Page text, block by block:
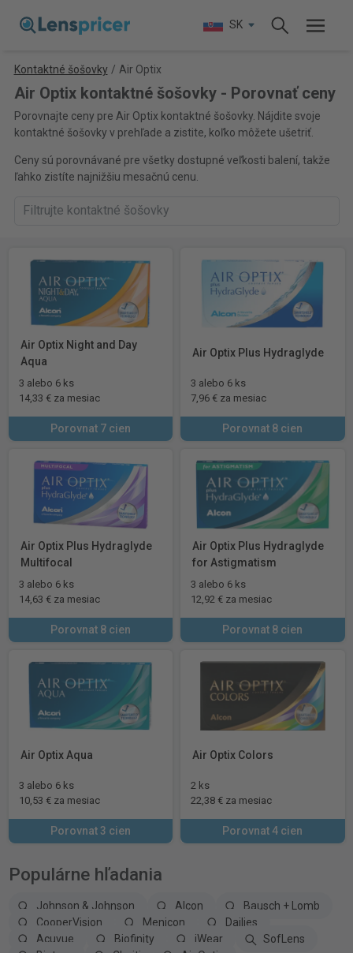
SK
Kontaktné šošovky / Air Optix
Air Optix kontaktné šošovky - Porovnať ceny
Porovnajte ceny pre Air Optix kontaktné šošovky. Nájdite svoje
kontaktné šošovky v prehľade a zistite, koľko môžete ušetriť.
Ceny sú porovnávané pre všetky dostupné veľkosti balení, takže
ľahko zistíte najnižšiu mesačnú cenu.
Air Optix Night and Day
Aqua
3 alebo 6 ks
14,33 € za mesiac
Porovnat 7 cien
Air Optix Plus Hydraglyde
3 alebo 6 ks
7,96 € za mesiac
Porovnat 8 cien
Air Optix Plus Hydraglyde
Multifocal
3 alebo 6 ks
14,63 € za mesiac
Porovnat 8 cien
Air Optix Plus Hydraglyde
for Astigmatism
3 alebo 6 ks
12,92 € za mesiac
Porovnat 8 cien
Air Optix Aqua
3 alebo 6 ks
10,53 € za mesiac
Porovnat 3 cien
Air Optix Colors
2 ks
22,38 € za mesiac
Porovnat 4 cien
Populárne hľadania
Johnson & Johnson Alcon
Bausch + Lomb
CooperVision
Menicon
Dailies
Acuvue
Biofinity iWear
SofLens